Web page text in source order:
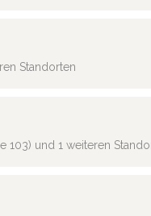
Standorten
103) und 1 weiteren